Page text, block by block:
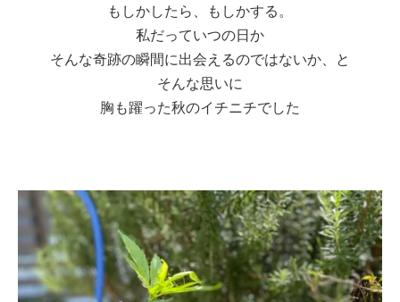
もしかしたら、もしかする。
私だっていつの日か
そんな奇跡の瞬間に出会えるのではないか、と
そんな思いに
胸も躍った秋のイチニチでした